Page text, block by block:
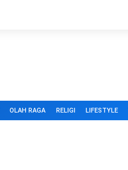
OLAH RAGA RELIGI LIFESTYLE